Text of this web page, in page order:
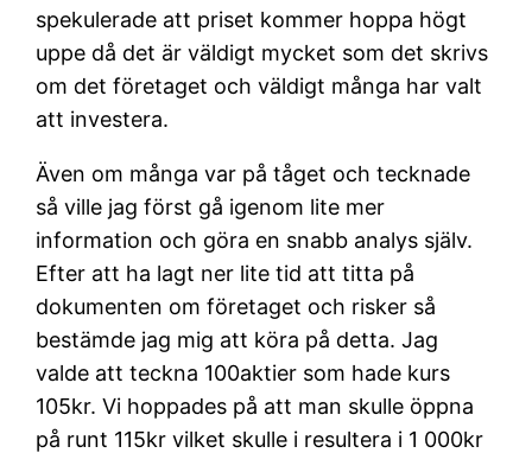
spekulerade att priset kommer hoppa högt
uppe då det är väldigt mycket som det skrivs
om det företaget och väldigt många har valt
att investera.
Även om många var på tåget och tecknade
så ville jag först gå igenom lite mer
information och göra en snabb analys själv.
Efter att ha lagt ner lite tid att titta på
dokumenten om företaget och risker så
bestämde jag mig att köra på detta. Jag
valde att teckna 100aktier som hade kurs
105kr. Vi hoppades på att man skulle öppna
på runt 115kr vilket skulle i resultera i 1 000kr